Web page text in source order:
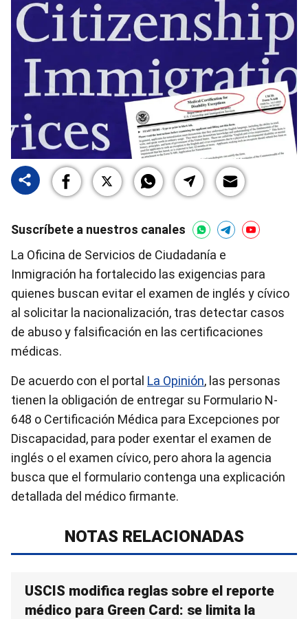
Suscríbete a nuestros canales
La Oficina de Servicios de Ciudadanía e
Inmigración ha fortalecido las exigencias para
quienes buscan evitar el examen de inglés y cívico
al solicitar la nacionalización, tras detectar casos
de abuso y falsificación en las certificaciones
médicas.
De acuerdo con el portal La Opinión, las personas
tienen la obligación de entregar su Formulario N-
648 o Certificación Médica para Excepciones por
Discapacidad, para poder exentar el examen de
inglés o el examen cívico, pero ahora la agencia
busca que el formulario contenga una explicación
detallada del médico firmante.
NOTAS RELACIONADAS
USCIS modifica reglas sobre el reporte
médico para Green Card: se limita la